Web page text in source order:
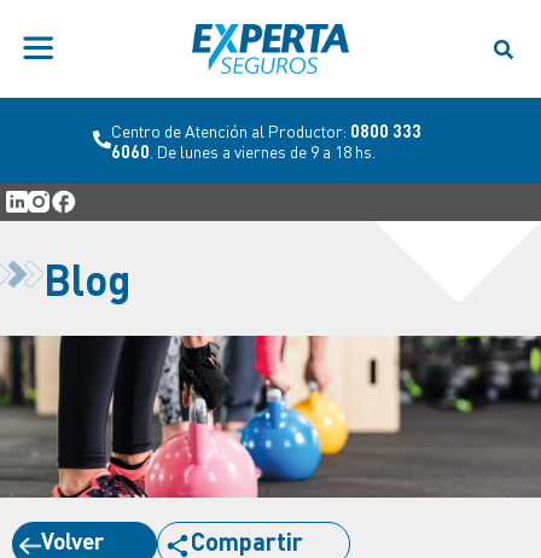
Centro de Atención al Productor: 0800 333
6060 . De lunes a viernes de 9 a 18 hs.
Blog
Volver Compartir